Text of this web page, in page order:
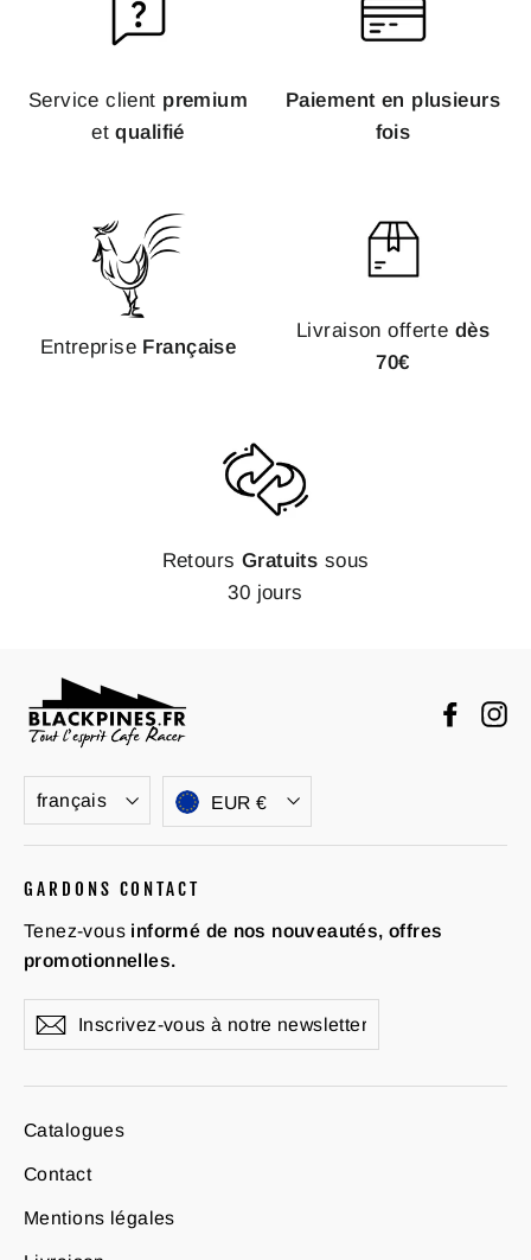
Service client premium
etqualifié
Paiement en plusieurs
fois
Entreprise Française
Livraison offerte dès
70€
Retours Gratuits sous
30 jours
Langue
français Devise
EUR €
GARDONS CONTACT
Tenez-vousinformé de nos nouveautés, offres
promotionnelles.
Inscrivez-
vous
notre
S'inscrire
Catalogues
Contact
Mentions légales